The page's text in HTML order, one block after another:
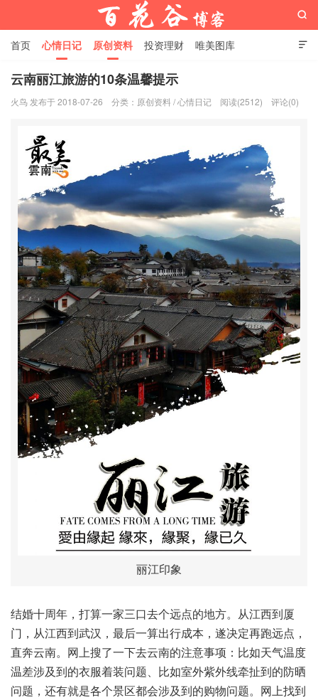

首页 心情日记 原创资料 投资理财 唯美图库
影音视频 工作照片 Python代码

云南丽江旅游的10条温馨提示
火鸟 发布于 2018-07-26 分类： 原创资料 /心情日记 阅读(2512) 评论(0)
丽江印象
结婚十周年，打算一家三口去个远点的地方。从江西到厦
门，从江西到武汉，最后一算出行成本，遂决定再跑远点，
直奔云南。网上搜了一下去云南的注意事项：比如天气温度
温差涉及到的衣服着装问题、比如室外紫外线牵扯到的防晒
问题，还有就是各个景区都会涉及到的购物问题。网上找到